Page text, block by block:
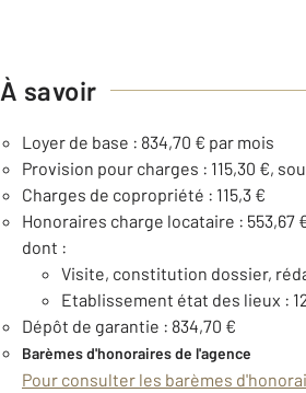
À savoir
Loyer de base : 834,70 € par mois
Provision pour charges : 115,30 €,
Charges de copropriété : 115,3 €
Honoraires charge locataire : 553,67
dont :
Visite, constitution dossier,
Etablissement état des lieux :
Dépôt de garantie : 834,70 €
Barèmes d'honoraires de l'agence
Pour consulter les barèmes